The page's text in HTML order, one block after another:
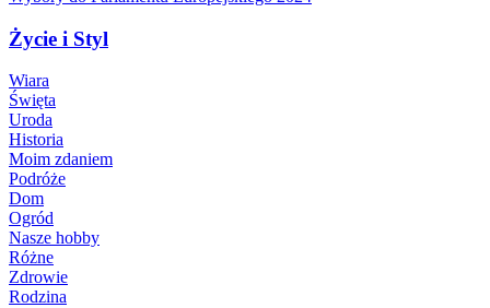
Życie i Styl
Wiara
Święta
Uroda
Historia
Moim zdaniem
Podróże
Dom
Ogród
Nasze hobby
Różne
Zdrowie
Rodzina